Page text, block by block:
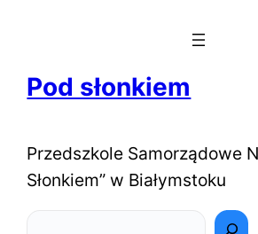
Pod słonkiem
Przedszkole Samorządowe
Słonkiem” w Białymstoku